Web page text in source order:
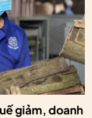
giảm, doanh